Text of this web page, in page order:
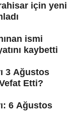
için yeni
ismi
kaybetti
3 Ağustos
Etti?
6 Ağustos